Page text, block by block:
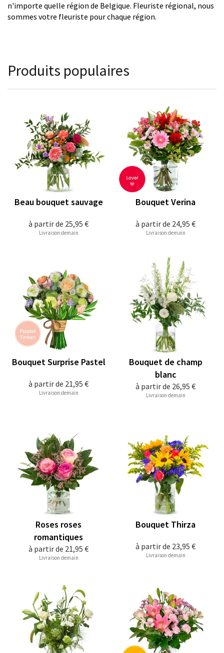
n'importe quelle région de Belgique. Fleuriste régional, nous
sommes votre fleuriste pour chaque région.
Produits populaires
à partir de 25,95 €
Beau bouquet sauvage
Livraison demain
à partir de 24,95 €
Bouquet Verina
Livraison demain
à partir de 21,95 €
Bouquet Surprise Pastel
Livraison demain
à partir de 26,95 €
Bouquet de champ
blanc
Livraison demain
à partir de 21,95 €
Roses roses
romantiques
Livraison demain
à partir de 23,95 €
Bouquet Thirza
Livraison demain